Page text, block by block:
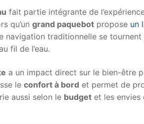
fait partie intégrante de
qu’un grand paquebot propose un
navigation traditionnelle se
fil de l’eau.
a un impact direct sur le bien-être
le confort à bord et permet de
aussi selon le budget et les